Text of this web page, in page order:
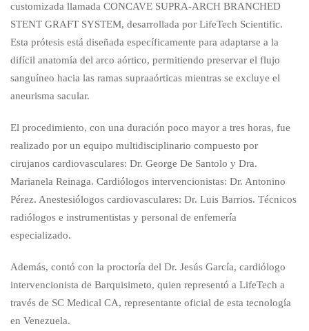
customizada llamada CONCAVE SUPRA-ARCH BRANCHED
STENT GRAFT SYSTEM, desarrollada por LifeTech Scientific.
Esta prótesis está diseñada específicamente para adaptarse a la
difícil anatomía del arco aórtico, permitiendo preservar el flujo
sanguíneo hacia las ramas supraaórticas mientras se excluye el
aneurisma sacular.
El procedimiento, con una duración poco mayor a tres horas, fue
realizado por un equipo multidisciplinario compuesto por
cirujanos cardiovasculares: Dr. George De Santolo y Dra.
Marianela Reinaga. Cardiólogos intervencionistas: Dr. Antonino
Pérez. Anestesiólogos cardiovasculares: Dr. Luis Barrios. Técnicos
radiólogos e instrumentistas y personal de enfemería
especializado.
Además, contó con la proctoría del Dr. Jesús García, cardiólogo
intervencionista de Barquisimeto, quien representó a LifeTech a
través de SC Medical CA, representante oficial de esta tecnología
en Venezuela.